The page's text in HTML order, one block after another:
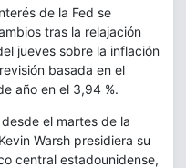
de la Fed se
tras la relajación
jueves sobre la inflación
basada en el
año en el 3,94 %.
el martes de la
Warsh presidiera su
central estadounidense,